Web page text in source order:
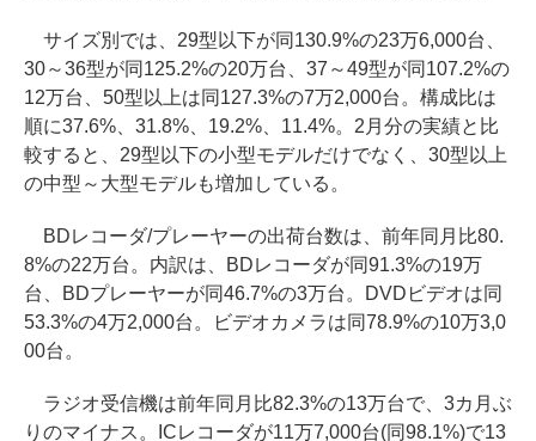
サイズ別では、29型以下が同130.9%の23万6,000台、
30～36型が同125.2%の20万台、37～49型が同107.2%の
12万台、50型以上は同127.3%の7万2,000台。構成比は
順に37.6%、31.8%、19.2%、11.4%。2月分の実績と比
較すると、29型以下の小型モデルだけでなく、30型以上
の中型～大型モデルも増加している。
BDレコーダ/プレーヤーの出荷台数は、前年同月比80.
8%の22万台。内訳は、BDレコーダが同91.3%の19万
台、BDプレーヤーが同46.7%の3万台。DVDビデオは同
53.3%の4万2,000台。ビデオカメラは同78.9%の10万3,0
00台。
ラジオ受信機は前年同月比82.3%の13万台で、3カ月ぶ
りのマイナス。ICレコーダが11万7,000台(同98.1%)で13